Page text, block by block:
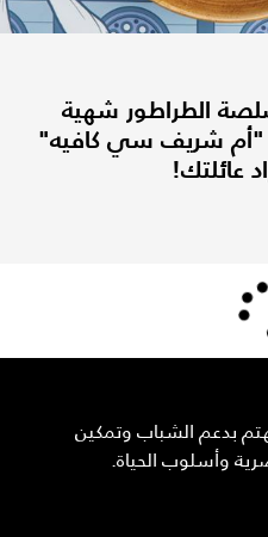
الطراطور شهية
"أم شريف سي كافيه"
عائلتك!
بدعم الشباب وتمكين
وأسلوب الحياة.